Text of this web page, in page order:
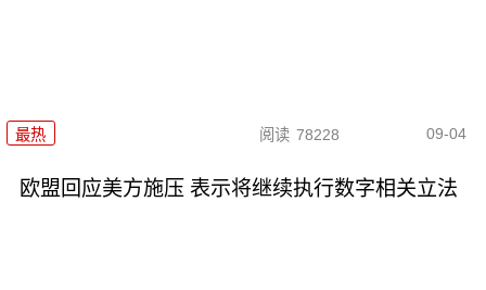
最热 阅读 78228 09-04
欧盟回应美方施压 表示将继续执行数字相关立法